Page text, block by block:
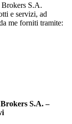
S.A.
e servizi, ad
me forniti tramite:
S.A. –